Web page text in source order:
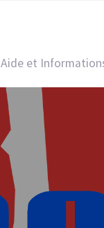
Aide et